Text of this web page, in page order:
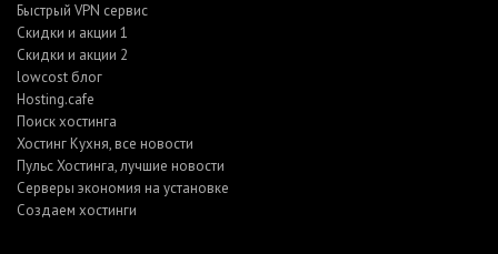
Быстрый VPN сервис
Скидки и акции 1
Скидки и акции 2
lowcost блог
Hosting.cafe
Поиск хостинга
Хостинг Кухня, все новости
Пульс Хостинга, лучшие новости
Серверы экономия на установке
Создаем хостинги